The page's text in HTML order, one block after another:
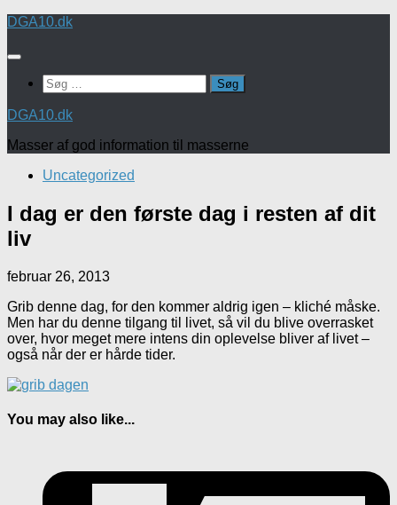
Skip
content
DGA10.dk
Søg
efter:
DGA10.dk
Masser af god information til masserne
Uncategorized
I dag er den første dag i resten af dit
liv
februar 26, 2013
Grib denne dag, for den kommer aldrig igen – kliché måske.
Men har du denne tilgang til livet, så vil du blive overrasket
over, hvor meget mere intens din oplevelse bliver af livet –
også når der er hårde tider.
You may also like...